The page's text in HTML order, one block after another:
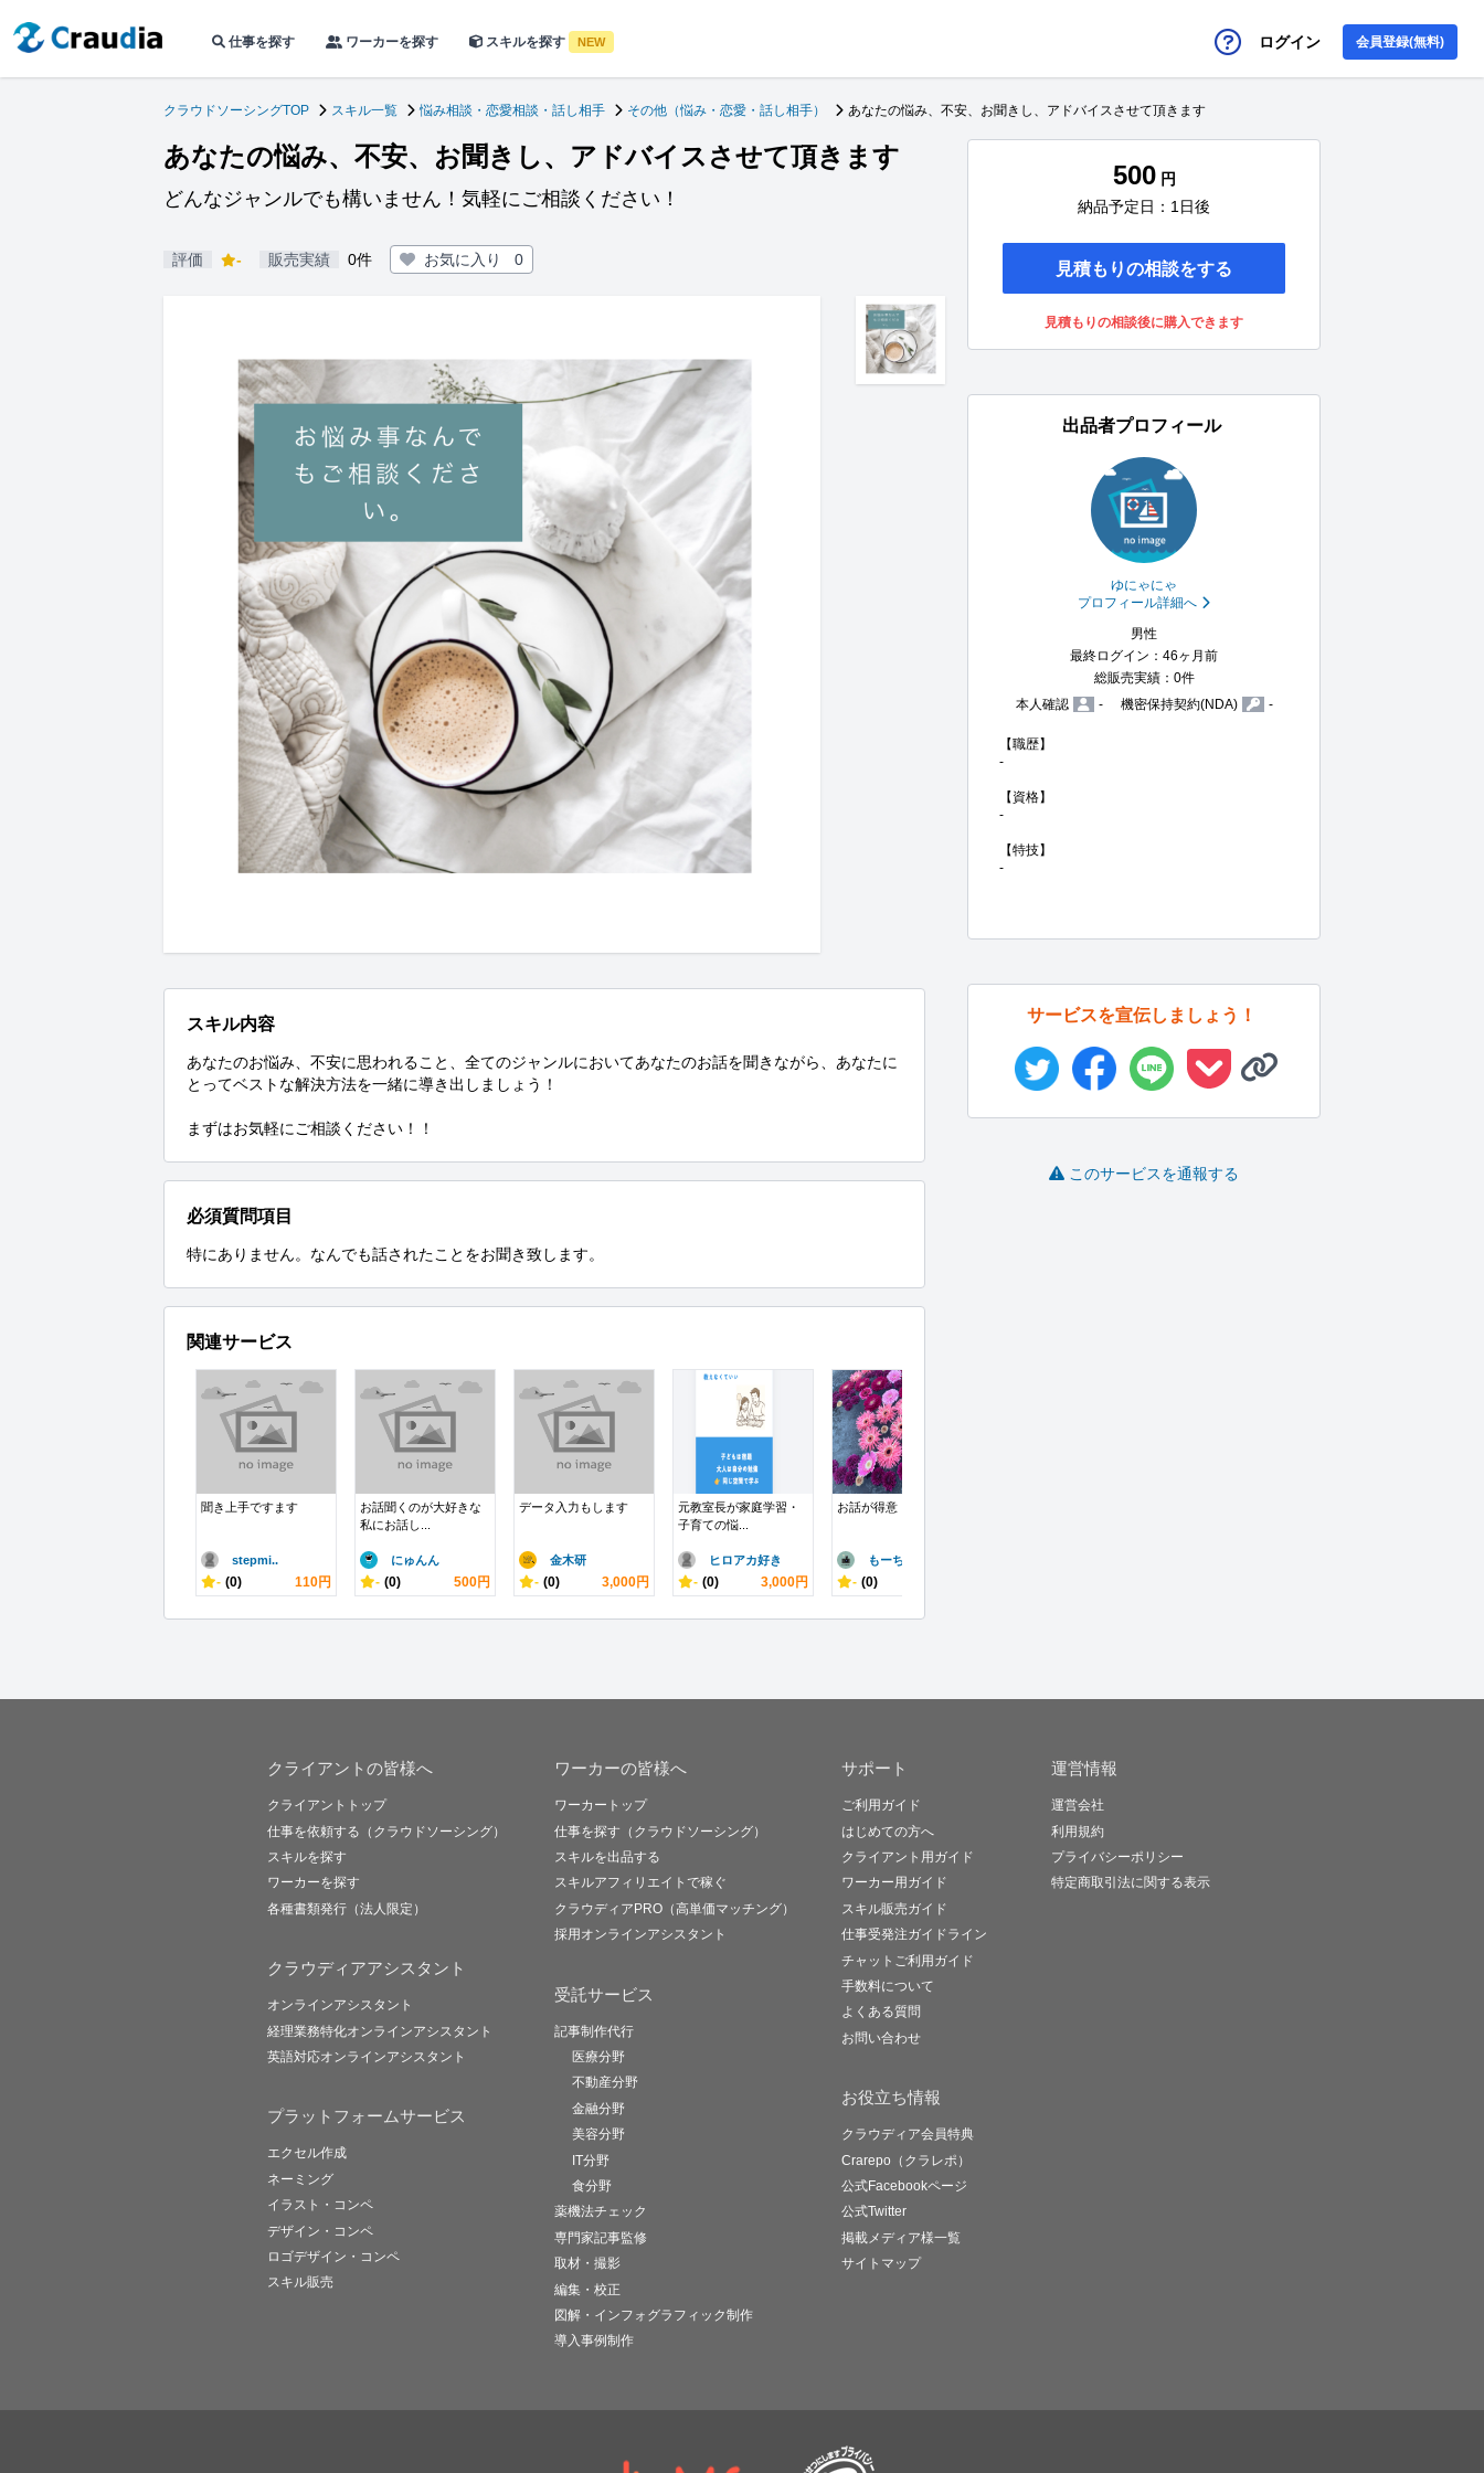
仕事を探す ワーカーを探す スキルを探す NEW ログイン 会員登録(無料)
クラウドソーシングTOP スキル一覧 悩み相談・恋愛相談・話し相手 その他（悩み・恋愛・話し相手） あなたの悩み、不安、お聞きし、アドバイスさせて頂きます
あなたの悩み、不安、お聞きし、アドバイスさせて頂きます
どんなジャンルでも構いません！気軽にご相談ください！
評価 - 販売実績 0件 お気に入り 0
スキル内容
あなたのお悩み、不安に思われること、全てのジャンルにおいてあなたのお話を聞きながら、あなたに
とってベストな解決方法を一緒に導き出しましょう！
まずはお気軽にご相談ください！！
必須質問項目
特にありません。なんでも話されたことをお聞き致します。
関連サービス
聞き上手ですます
stepmi..
- (0) 110円
お話聞くのが大好きな
私にお話し...
にゅんん
- (0) 500円
データ入力もします
金木研
- (0) 3,000円
元教室長が家庭学習・
子育ての悩...
ヒロアカ好き
- (0) 3,000円
お話が得意！！ます
もーちゃん
- (0)
500 円
納品予定日：1日後
見積もりの相談をする
見積もりの相談後に購入できます
出品者プロフィール
ゆにゃにゃ
プロフィール詳細へ
男性
最終ログイン：46ヶ月前
総販売実績：0件
本人確認
- 機密保持契約(NDA) -
【職歴】
-
【資格】
-
【特技】
-
サービスを宣伝しましょう！
このサービスを通報する
クライアントの皆様へ
クライアントトップ
仕事を依頼する（クラウドソーシング）
スキルを探す
ワーカーを探す
各種書類発行（法人限定）
クラウディアアシスタント
オンラインアシスタント
経理業務特化オンラインアシスタント
英語対応オンラインアシスタント
プラットフォームサービス
エクセル作成
ネーミング
イラスト・コンペ
デザイン・コンペ
ロゴデザイン・コンペ
スキル販売
ワーカーの皆様へ
ワーカートップ
仕事を探す（クラウドソーシング）
スキルを出品する
スキルアフィリエイトで稼ぐ
クラウディアPRO（高単価マッチング）
採用オンラインアシスタント
受託サービス
記事制作代行
医療分野
不動産分野
金融分野
美容分野
IT分野
食分野
薬機法チェック
専門家記事監修
取材・撮影
編集・校正
図解・インフォグラフィック制作
導入事例制作
サポート
ご利用ガイド
はじめての方へ
クライアント用ガイド
ワーカー用ガイド
スキル販売ガイド
仕事受発注ガイドライン
チャットご利用ガイド
手数料について
よくある質問
お問い合わせ
お役立ち情報
クラウディア会員特典
Crarepo（クラレポ）
公式Facebookページ
公式Twitter
掲載メディア様一覧
サイトマップ
運営情報
運営会社
利用規約
プライバシーポリシー
特定商取引法に関する表示